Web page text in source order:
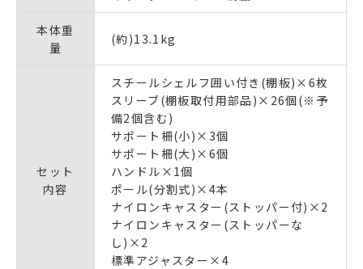
本体重
量
(約)13.1kg
セット
内容
スチールシェルフ囲い付き(棚板)×6枚
スリーブ(棚板取付用部品)×26個(※予
備2個含む)
サポート柵(小)×3個
サポート柵(大)×6個
ハンドル×1個
ポール(分割式)×4本
ナイロンキャスター(ストッパー付)×2
ナイロンキャスター(ストッパーな
し)×2
標準アジャスター×4